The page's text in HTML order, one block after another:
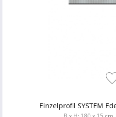
Einzelprofil SYSTEM